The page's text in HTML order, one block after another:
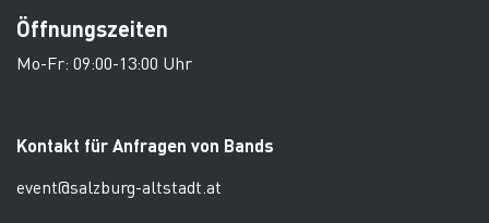
Öffnungszeiten
Mo-Fr: 09:00-13:00 Uhr
Kontakt für Anfragen von Bands
event@salzburg-altstadt.at